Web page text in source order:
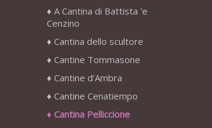
A Cantina di Battista 'e
Cenzino
Cantina dello scultore
Cantine Tommasone
Cantine d’Ambra
Cantine Cenatiempo
Cantina Pelliccione